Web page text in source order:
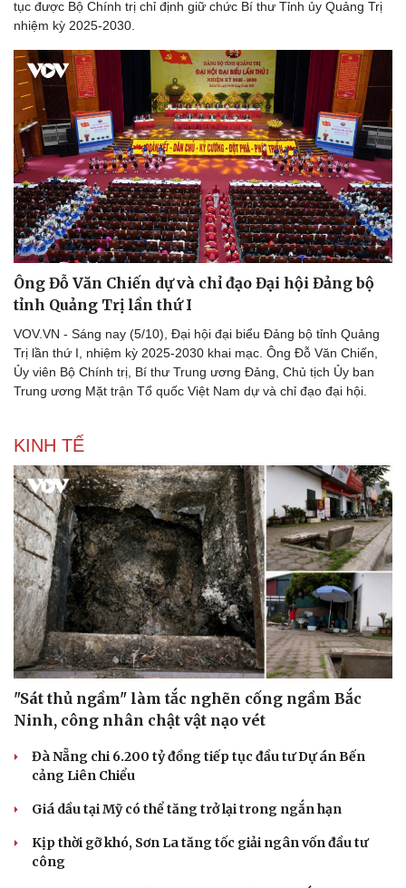
Thể thao
Bóng đá
Lịch thi đấu bóng đá
Thế giới thể thao
eSports
Hậu trường
Ô tô - Xe máy
Ô tô
Xe máy
Tư vấn
tục được Bộ Chính trị chỉ định giữ chức Bí thư Tỉnh ủy Quảng Trị
nhiệm kỳ 2025-2030.
Ông Đỗ Văn Chiến dự và chỉ đạo Đại hội Đảng bộ
tỉnh Quảng Trị lần thứ I
VOV.VN - Sáng nay (5/10), Đại hội đại biểu Đảng bộ tỉnh Quảng
Trị lần thứ I, nhiệm kỳ 2025-2030 khai mạc. Ông Đỗ Văn Chiến,
Ủy viên Bộ Chính trị, Bí thư Trung ương Đảng, Chủ tịch Ủy ban
Trung ương Mặt trận Tổ quốc Việt Nam dự và chỉ đạo đại hội.
KINH TẾ
"Sát thủ ngầm" làm tắc nghẽn cống ngầm Bắc
Ninh, công nhân chật vật nạo vét
Đà Nẵng chi 6.200 tỷ đồng tiếp tục đầu tư Dự án Bến
cảng Liên Chiểu
Giá dầu tại Mỹ có thể tăng trở lại trong ngắn hạn
Kịp thời gỡ khó, Sơn La tăng tốc giải ngân vốn đầu tư
công